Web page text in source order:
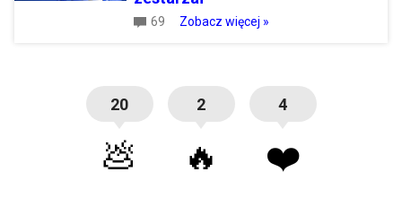
69 Zobacz więcej »
20
💩
2
🔥
4
❤️